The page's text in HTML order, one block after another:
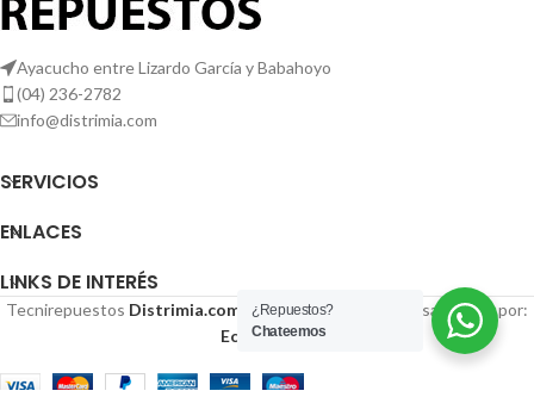
Ayacucho entre Lizardo García y Babahoyo
(04) 236-2782
info@distrimia.com
SERVICIOS
ENLACES
LINKS DE INTERÉS
Tecnirepuestos Distrimia.com | Copyright
2024 | Desarrollado por:
Ecuastudio.
¿Repuestos?
Chateemos